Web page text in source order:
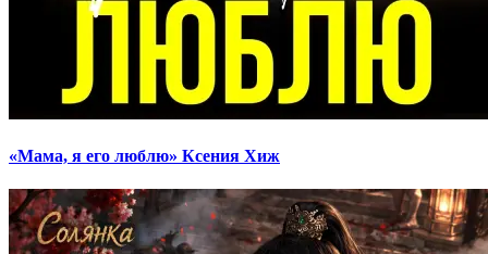
«Мама, я его люблю» Ксения Хиж